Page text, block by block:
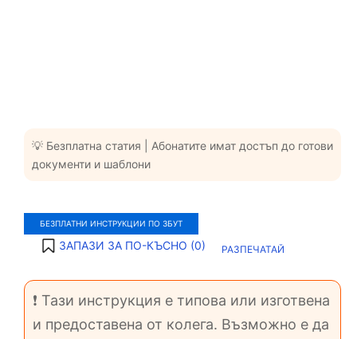
💡 Безплатна статия | Абонатите имат достъп до готови
документи и шаблони
БЕЗПЛАТНИ ИНСТРУКЦИИ ПО ЗБУТ
ЗАПАЗИ ЗА ПО-КЪСНО (0) РАЗПЕЧАТАЙ
❗ Тази инструкция е типова или изготвена
и предоставена от колега. Възможно е да